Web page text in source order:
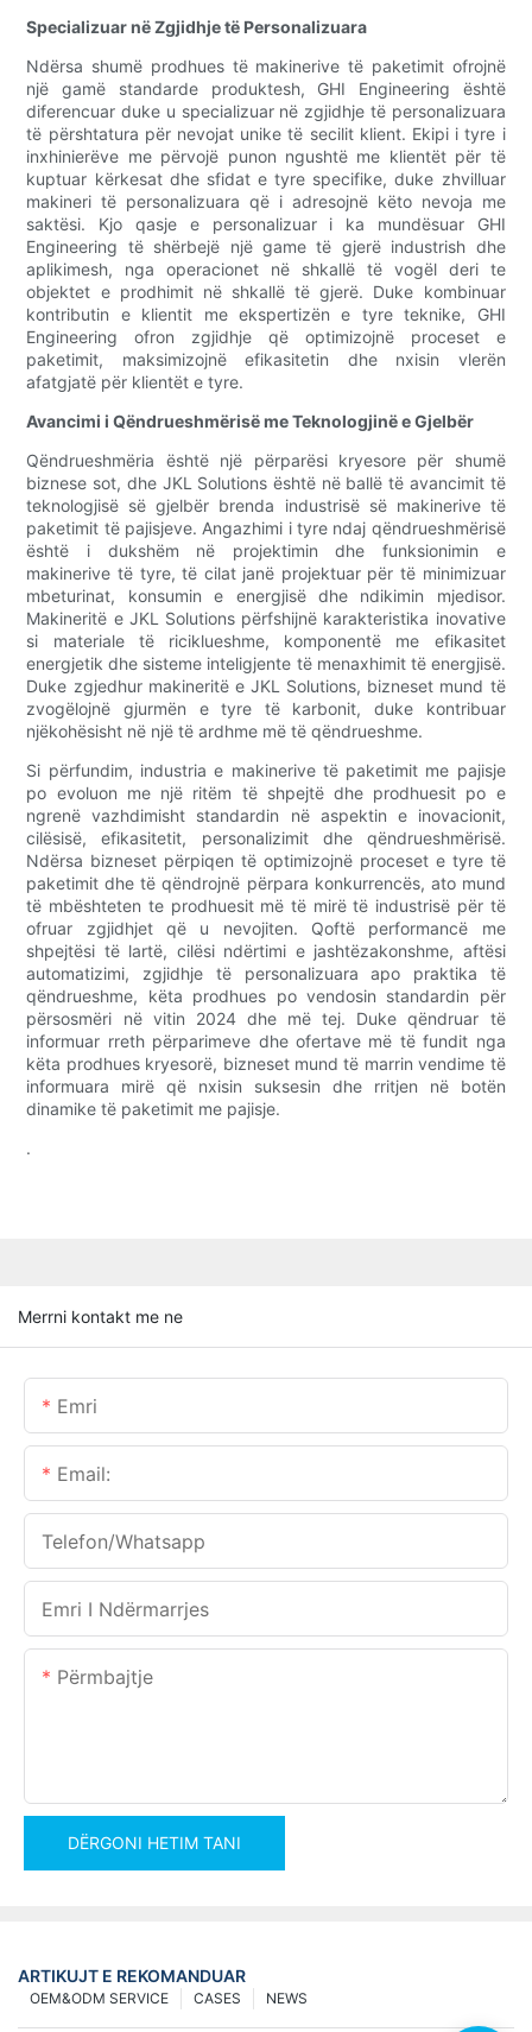
Specializuar në Zgjidhje të Personalizuara
Ndërsa shumë prodhues të makinerive të paketimit ofrojnë
një gamë standarde produktesh, GHI Engineering është
diferencuar duke u specializuar në zgjidhje të personalizuara
të përshtatura për nevojat unike të secilit klient. Ekipi i tyre i
inxhinierëve me përvojë punon ngushtë me klientët për të
kuptuar kërkesat dhe sfidat e tyre specifike, duke zhvilluar
makineri të personalizuara që i adresojnë këto nevoja me
saktësi. Kjo qasje e personalizuar i ka mundësuar GHI
Engineering të shërbejë një game të gjerë industrish dhe
aplikimesh, nga operacionet në shkallë të vogël deri te
objektet e prodhimit në shkallë të gjerë. Duke kombinuar
kontributin e klientit me ekspertizën e tyre teknike, GHI
Engineering ofron zgjidhje që optimizojnë proceset e
paketimit, maksimizojnë efikasitetin dhe nxisin vlerën
afatgjatë për klientët e tyre.
Avancimi i Qëndrueshmërisë me Teknologjinë e Gjelbër
Qëndrueshmëria është një përparësi kryesore për shumë
biznese sot, dhe JKL Solutions është në ballë të avancimit të
teknologjisë së gjelbër brenda industrisë së makinerive të
paketimit të pajisjeve. Angazhimi i tyre ndaj qëndrueshmërisë
është i dukshëm në projektimin dhe funksionimin e
makinerive të tyre, të cilat janë projektuar për të minimizuar
mbeturinat, konsumin e energjisë dhe ndikimin mjedisor.
Makineritë e JKL Solutions përfshijnë karakteristika inovative
si materiale të riciklueshme, komponentë me efikasitet
energjetik dhe sisteme inteligjente të menaxhimit të energjisë.
Duke zgjedhur makineritë e JKL Solutions, bizneset mund të
zvogëlojnë gjurmën e tyre të karbonit, duke kontribuar
njëkohësisht në një të ardhme më të qëndrueshme.
Si përfundim, industria e makinerive të paketimit me pajisje
po evoluon me një ritëm të shpejtë dhe prodhuesit po e
ngrenë vazhdimisht standardin në aspektin e inovacionit,
cilësisë, efikasitetit, personalizimit dhe qëndrueshmërisë.
Ndërsa bizneset përpiqen të optimizojnë proceset e tyre të
paketimit dhe të qëndrojnë përpara konkurrencës, ato mund
të mbështeten te prodhuesit më të mirë të industrisë për të
ofruar zgjidhjet që u nevojiten. Qoftë performancë me
shpejtësi të lartë, cilësi ndërtimi e jashtëzakonshme, aftësi
automatizimi, zgjidhje të personalizuara apo praktika të
qëndrueshme, këta prodhues po vendosin standardin për
përsosmëri në vitin 2024 dhe më tej. Duke qëndruar të
informuar rreth përparimeve dhe ofertave më të fundit nga
këta prodhues kryesorë, bizneset mund të marrin vendime të
informuara mirë që nxisin suksesin dhe rritjen në botën
dinamike të paketimit me pajisje.
.
Merrni kontakt me ne
Emri
Email:
Telefon/whatsapp
Emri I Ndërmarrjes
Përmbajtje
DËRGONI HETIM TANI
ARTIKUJT E REKOMANDUAR
NEWS
CASES
OEM&ODM SERVICE